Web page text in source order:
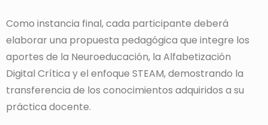
Como instancia final, cada participante deberá
elaborar una propuesta pedagógica que integre los
aportes de la Neuroeducación, la Alfabetización
Digital Crítica y el enfoque STEAM, demostrando la
transferencia de los conocimientos adquiridos a su
práctica docente.